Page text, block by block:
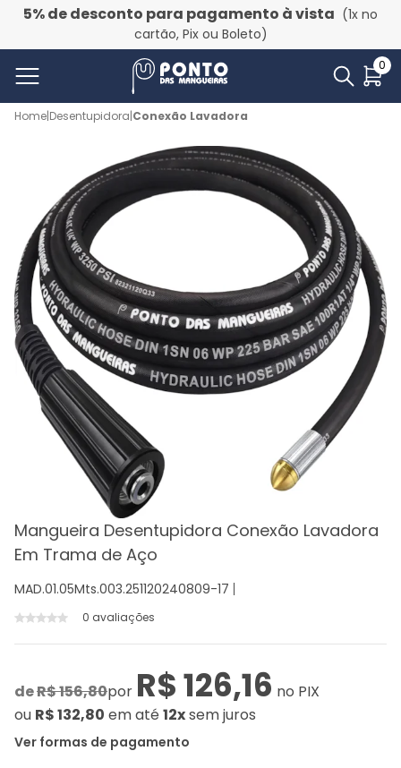
5% de desconto para pagamento à vista (1x no
cartão, Pix ou Boleto)
0
Home|Desentupidora|Conexão Lavadora
Mangueira Desentupidora Conexão Lavadora
Em Trama de Aço
MAD.01.05Mts.003.251120240809-17
0 avaliações
deR$ 156,80por R$ 126,16 no PIX
ou R$ 132,80 em até 12xsem juros
Ver formas de pagamento